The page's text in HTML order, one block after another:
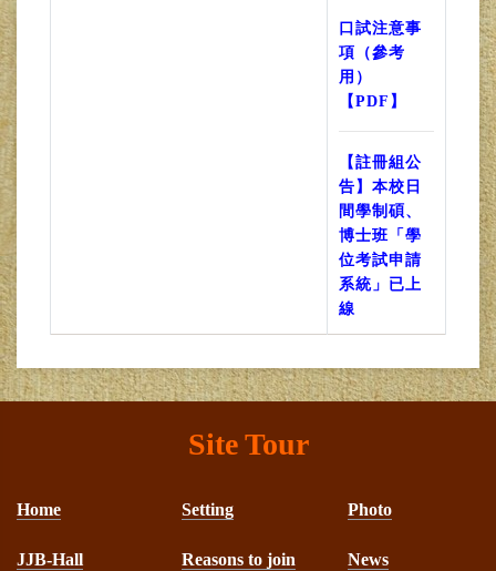
口試注意事
項（參考
用）
【PDF】
【註冊組公
告】本校日
間學制碩、
博士班「學
位考試申請
系統」已上
線
Site Tour
Home Setting Photo
JJB-Hall
Reasons to join
News